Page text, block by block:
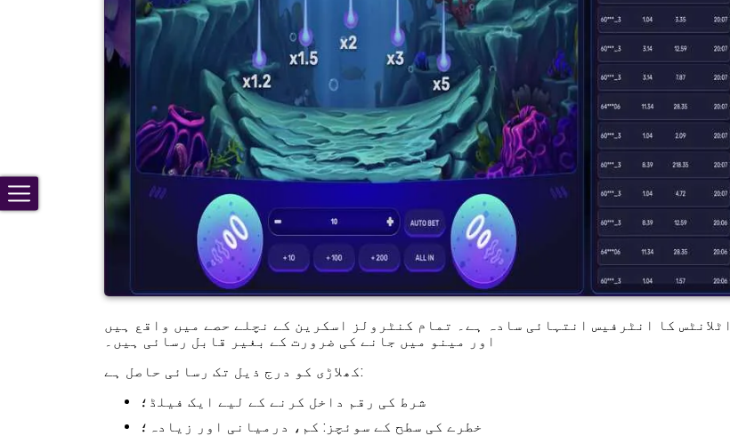
اٹلانٹس کا انٹرفیس انتہائی سادہ ہے۔ تمام کنٹرولز اسکرین کے نچلے حصے میں واقع ہیں
اور مینو میں جانے کی ضرورت کے بغیر قابل رسائی ہیں۔
کھلاڑی کو درج ذیل تک رسائی حاصل ہے:
شرط کی رقم داخل کرنے کے لیے ایک فیلڈ؛
خطرے کی سطح کے سوئچز: کم، درمیانی اور زیادہ؛